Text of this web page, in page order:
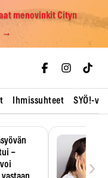
menovinkit Cityn
→
Ihmissuhteet SYÖ!-
–
›